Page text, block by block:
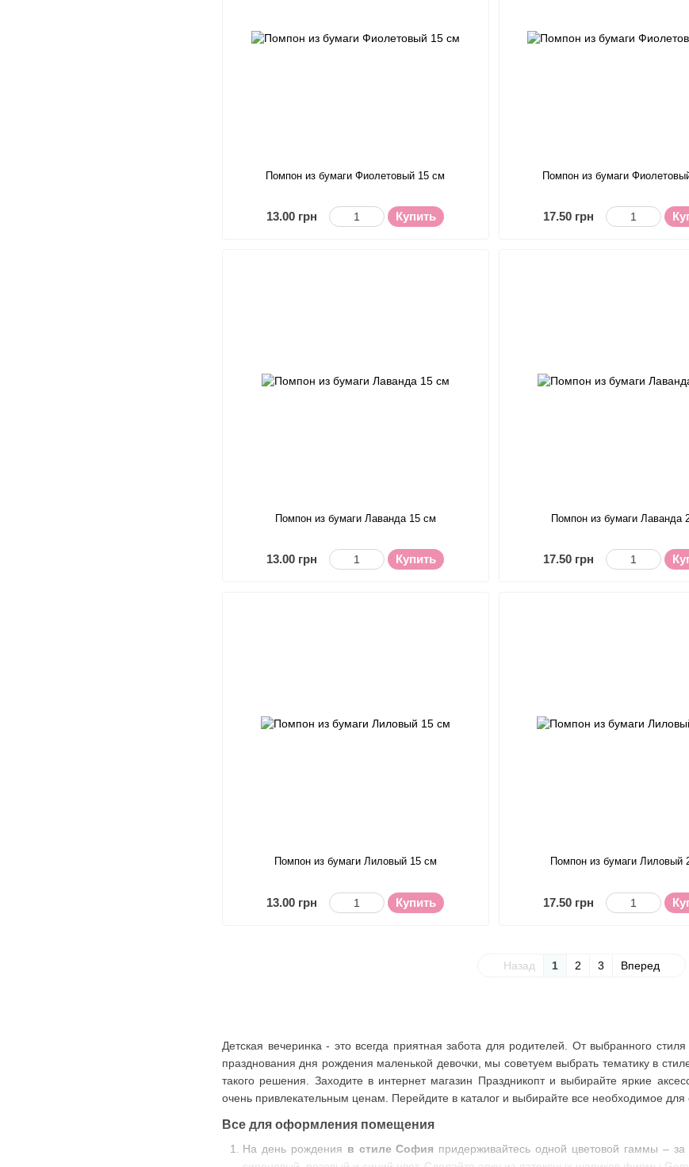
Детская вечеринка - это всегда приятная забота для родителей. От выбранного
празднования дня рождения маленькой девочки, мы советуем выбрать тематику в
такого решения. Заходите в интернет магазин Праздникопт и выбирайте яркие
очень привлекательным ценам. Перейдите в каталог и выбирайте все необходимое для
Все для оформления помещения
На день рождения в стиле София придерживайтесь одной цветовой гаммы –
Помпон из бумаги Фиолетовый 15 см
13.00 грн Купить
Помпон из бумаги
17.50 грн
Помпон из бумаги Лаванда 15 см
13.00 грн Купить
Помпон из бумаги Лаванда
17.50 грн
Помпон из бумаги Лиловый 15 см
13.00 грн Купить
Помпон из бумаги Лиловый
17.50 грн
Назад 1 2 3 Вперед